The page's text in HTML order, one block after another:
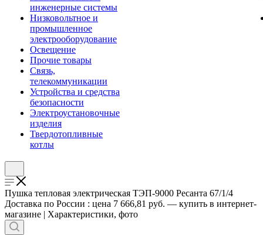
инженерные системы
Низковольтное и
промышленное
электрооборудование
Освещение
Прочие товары
Связь,
телекоммуникации
Устройства и средства
безопасности
Электроустановочные
изделия
Твердотопливные
котлы
Пушка тепловая электрическая ТЭП-9000 Ресанта 67/1/4
Доставка по России : цена 7 666,81 руб. — купить в интернет-
магазине | Характеристики, фото